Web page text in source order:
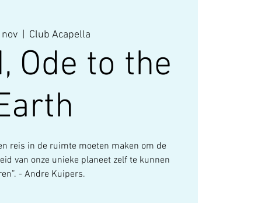
  |
Club Acapella
Ode to the
reis in de ruimte moeten maken om de
van onze unieke planeet zelf te kunnen
- Andre Kuipers.